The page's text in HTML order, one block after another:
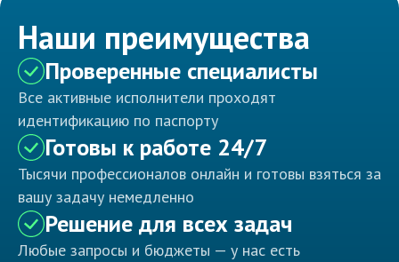
Наши преимущества
Проверенные специалисты
Все активные исполнители проходят
идентификацию по паспорту
Готовы к работе 24/7
Тысячи профессионалов онлайн и готовы взяться за
вашу задачу немедленно
Решение для всех задач
Любые запросы и бюджеты — у нас есть